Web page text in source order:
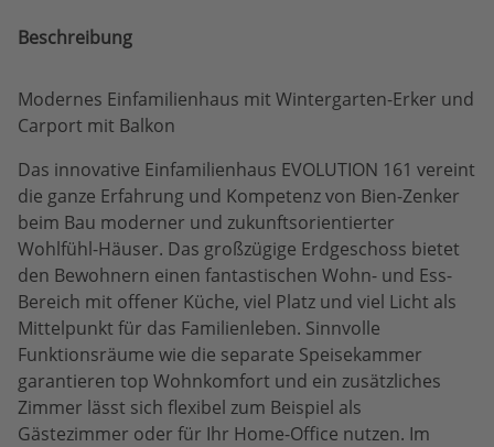
Beschreibung
Modernes Einfamilienhaus mit Wintergarten-Erker und
Carport mit Balkon
Das innovative Einfamilienhaus EVOLUTION 161 vereint
die ganze Erfahrung und Kompetenz von Bien-Zenker
beim Bau moderner und zukunftsorientierter
Wohlfühl-Häuser. Das großzügige Erdgeschoss bietet
den Bewohnern einen fantastischen Wohn- und Ess-
Bereich mit offener Küche, viel Platz und viel Licht als
Mittelpunkt für das Familienleben. Sinnvolle
Funktionsräume wie die separate Speisekammer
garantieren top Wohnkomfort und ein zusätzliches
Zimmer lässt sich flexibel zum Beispiel als
Gästezimmer oder für Ihr Home-Office nutzen. Im